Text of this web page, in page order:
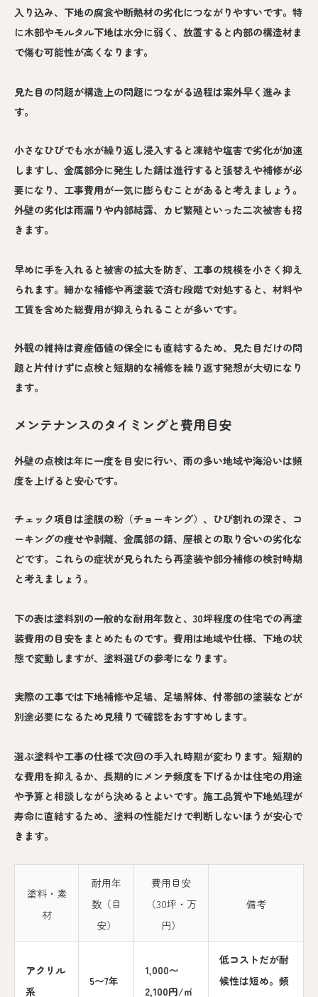
入り込み、下地の腐食や断熱材の劣化につながりやすいです。特
に木部やモルタル下地は水分に弱く、放置すると内部の構造材ま
で傷む可能性が高くなります。
見た目の問題が構造上の問題につながる過程は案外早く進みま
す。
小さなひびでも水が繰り返し浸入すると凍結や塩害で劣化が加速
しますし、金属部分に発生した錆は進行すると張替えや補修が必
要になり、工事費用が一気に膨らむことがあると考えましょう。
外壁の劣化は雨漏りや内部結露、カビ繁殖といった二次被害も招
きます。
早めに手を入れると被害の拡大を防ぎ、工事の規模を小さく抑え
られます。細かな補修や再塗装で済む段階で対処すると、材料や
工賃を含めた総費用が抑えられることが多いです。
外観の維持は資産価値の保全にも直結するため、見た目だけの問
題と片付けずに点検と短期的な補修を繰り返す発想が大切になり
ます。
メンテナンスのタイミングと費用目安
外壁の点検は年に一度を目安に行い、雨の多い地域や海沿いは頻
度を上げると安心です。
チェック項目は塗膜の粉（チョーキング）、ひび割れの深さ、コ
ーキングの痩せや剥離、金属部の錆、屋根との取り合いの劣化な
どです。これらの症状が見られたら再塗装や部分補修の検討時期
と考えましょう。
下の表は塗料別の一般的な耐用年数と、30坪程度の住宅での再塗
装費用の目安をまとめたものです。費用は地域や仕様、下地の状
態で変動しますが、塗料選びの参考になります。
実際の工事では下地補修や足場、足場解体、付帯部の塗装などが
別途必要になるため見積りで確認をおすすめします。
選ぶ塗料や工事の仕様で次回の手入れ時期が変わります。短期的
な費用を抑えるか、長期的にメンテ頻度を下げるかは住宅の用途
や予算と相談しながら決めるとよいです。施工品質や下地処理が
寿命に直結するため、塗料の性能だけで判断しないほうが安心で
きます。
塗料・素
材
耐用年
数（目
安）
費用目安
（30坪・万
円）
備考
アクリル
系
5〜7年
1,000〜
2,100円/㎡
低コストだが耐
候性は短め。頻